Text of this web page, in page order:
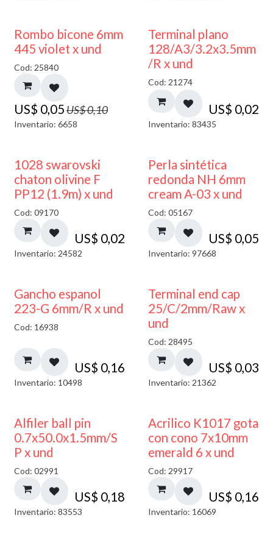
50% DESCUENTO
Rombo bicone 6mm
445 violet x und
Cod: 25840
US$ 0,05US$0,10
Inventario: 6658
Terminal plano
128/A3/3.2x3.5mm
/R x und
Cod: 21274
US$ 0,02
Inventario: 83435
1028 swarovski
chaton olivine F
PP12 (1.9m) x und
Cod: 09170
US$ 0,02
Inventario: 24582
Perla sintética
redonda NH 6mm
cream A-03 x und
Cod: 05167
US$ 0,05
Inventario: 97668
Gancho espanol
223-G 6mm/R x und
Cod: 16938
US$ 0,16
Inventario: 10498
Terminal end cap
25/C/2mm/Raw x
und
Cod: 28495
US$ 0,03
Inventario: 21362
Alfiler ball pin
0.7x50.0x1.5mm/S
P x und
Cod: 02991
US$ 0,18
Inventario: 83553
Acrilico K1017 gota
con cono 7x10mm
emerald 6 x und
Cod: 29917
US$ 0,16
Inventario: 16069